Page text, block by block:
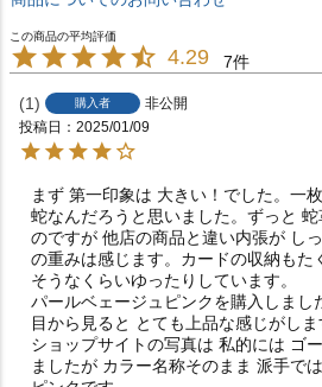
4.29 7
1 購入者
非公開
投稿日
2025/01/09
まず 第一印象は 大きい！でした。一
蛇なんだろうと思いました。ずっと
のですが 他店の商品と違い内張が し
の重みは感じます。カードの収納もた
そうなくらいゆったりしています。
パールベェージュピンクを購入しまし
目から見ると とても上品な感じがしま
ショップサイトの写真は 私的には ゴ
ましたが カラー名称そのまま 派手で